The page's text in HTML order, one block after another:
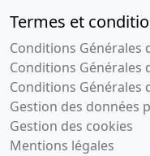
Termes et
Conditions Générales
Conditions Générales
Conditions Générales
Gestion des données
Gestion des cookies
Mentions légales